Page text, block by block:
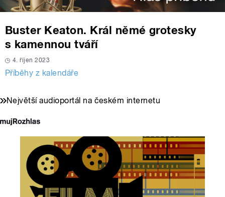
Buster Keaton. Král němé grotesky
s kamennou tváří
4. říjen 2023
Příběhy z kalendáře
Největší audioportál na českém internetu